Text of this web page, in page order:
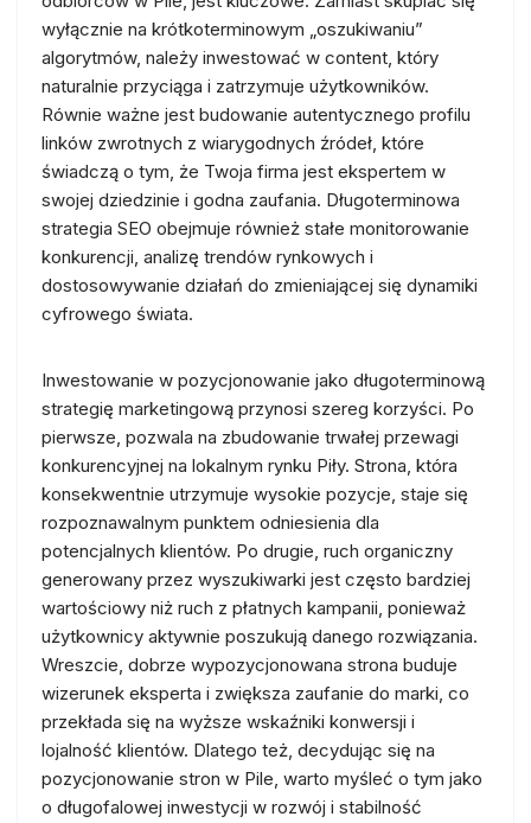
wyłącznie na krótkoterminowym „oszukiwaniu”
algorytmów, należy inwestować w content, który
naturalnie przyciąga i zatrzymuje użytkowników.
Równie ważne jest budowanie autentycznego profilu
linków zwrotnych z wiarygodnych źródeł, które
świadczą o tym, że Twoja firma jest ekspertem w
swojej dziedzinie i godna zaufania. Długoterminowa
strategia SEO obejmuje również stałe monitorowanie
konkurencji, analizę trendów rynkowych i
dostosowywanie działań do zmieniającej się dynamiki
cyfrowego świata.
Inwestowanie w pozycjonowanie jako długoterminową
strategię marketingową przynosi szereg korzyści. Po
pierwsze, pozwala na zbudowanie trwałej przewagi
konkurencyjnej na lokalnym rynku Piły. Strona, która
konsekwentnie utrzymuje wysokie pozycje, staje się
rozpoznawalnym punktem odniesienia dla
potencjalnych klientów. Po drugie, ruch organiczny
generowany przez wyszukiwarki jest często bardziej
wartościowy niż ruch z płatnych kampanii, ponieważ
użytkownicy aktywnie poszukują danego rozwiązania.
Wreszcie, dobrze wypozycjonowana strona buduje
wizerunek eksperta i zwiększa zaufanie do marki, co
przekłada się na wyższe wskaźniki konwersji i
lojalność klientów. Dlatego też, decydując się na
pozycjonowanie stron w Pile, warto myśleć o tym jako
o długofalowej inwestycji w rozwój i stabilność